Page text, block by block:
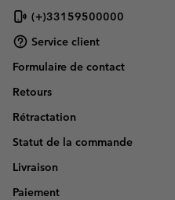
(+)33159500000
Service client
Formulaire de contact
Retours
Rétractation
Statut de la commande
Livraison
Paiement